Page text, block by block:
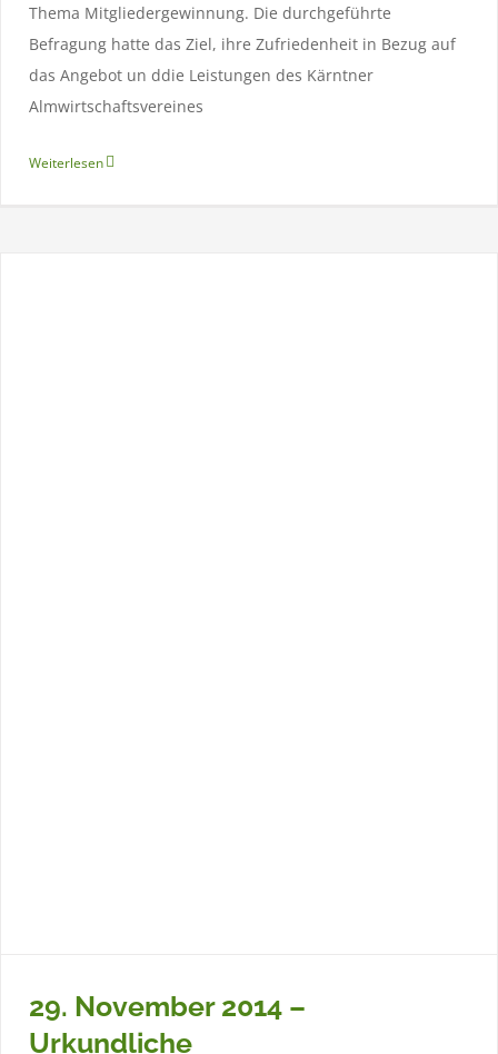
Thema Mitgliedergewinnung. Die durchgeführte
Befragung hatte das Ziel, ihre Zufriedenheit in Bezug auf
das Angebot un ddie Leistungen des Kärntner
Almwirtschaftsvereines
Weiterlesen
29. November 2014 –
Urkundliche